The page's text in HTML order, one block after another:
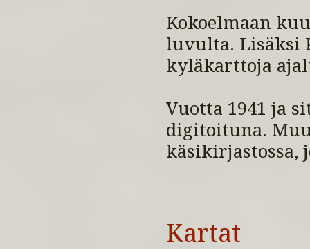
Kokoelmaan
luvulta. Lisäksi
kyläkarttoja
Vuotta 1941 ja
digitoituna.
käsikirjastossa,
Kartat